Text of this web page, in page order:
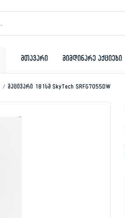
მთავარი მიმდინარე აქციები
მაცივარი 181სმ SkyTech SRFG7055DW